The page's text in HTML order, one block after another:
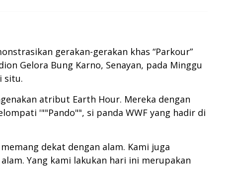
gerakan-gerakan khas “Parkour”
Gelora Bung Karno, Senayan, pada Minggu
situ.
atribut Earth Hour. Mereka dengan
'""Pando"", si panda WWF yang hadir di
dekat dengan alam. Kami juga
Yang kami lakukan hari ini merupakan